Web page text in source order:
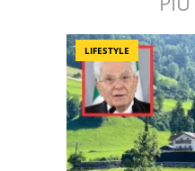
LIFESTYLE